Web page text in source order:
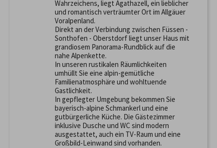
Wahrzeichens, liegt Agathazell, ein lieblicher
und romantisch verträumter Ort im Allgäuer
Voralpenland.
Direkt an der Verbindung zwischen Füssen -
Sonthofen - Oberstdorf liegt unser Haus mit
grandiosem Panorama-Rundblick auf die
nahe Alpenkette.
In unseren rustikalen Räumlichkeiten
umhüllt Sie eine alpin-gemütliche
Familienatmosphäre und wohltuende
Gastlichkeit.
In gepflegter Umgebung bekommen Sie
bayerisch-alpine Schmankerl und eine
gutbürgerliche Küche. Die Gästezimmer
inklusive Dusche und WC sind modern
ausgestattet, auch ein TV-Raum und eine
Großbild-Leinwand sind vorhanden.